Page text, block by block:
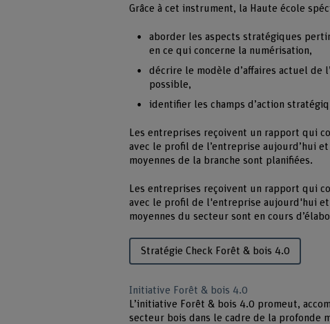
Grâce à cet instrument, la Haute école
aborder les aspects stratégiques
en ce qui concerne la numérisation,
décrire le modèle d’affaires actuel de
possible,
identifier les champs d’action
Les entreprises reçoivent un rapport qui
avec le profil de l’entreprise aujourd’hui
moyennes de la branche sont planifiées.
Les entreprises reçoivent un rapport qui
avec le profil de l'entreprise aujourd'hui
moyennes du secteur sont en cours
Stratégie Check Forêt & bois 4.0
Initiative Forêt & bois 4.0
L’initiative Forêt & bois 4.0 promeut,
secteur bois dans le cadre de la profonde